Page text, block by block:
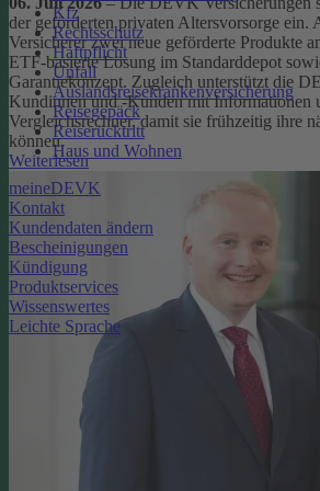
Kfz
Rechtsschutz
Haftpflicht
Unfall
Auslandsreisekrankenversicherung
Reisegepäck
Reiserücktritt
Haus und Wohnen
meineDEVK
Kontakt
Kundendaten ändern
Bescheinigungen
Kündigung
Produktservices
Wissenswertes
Leichte Sprache
der geförderten privaten Altersvorsorge ein.
Versicherer zwei neue geförderte Produkte
ETF-basierte Lösung im Standarddepot
Garantiekonzept. Zugleich unterstützt die
Kundinnen und -Kunden mit Informationen
Vergleichsrechner, damit sie frühzeitig ihre
können.
Weiterlesen